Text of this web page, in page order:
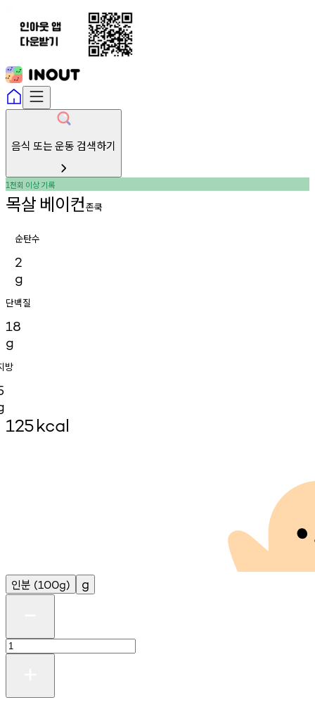
음식 또는 운동 검색하기
1천회 이상기록
목살 베이컨존쿡
순탄수
2
g
단백질
18
g
방
125kcal
인분 (100g) g